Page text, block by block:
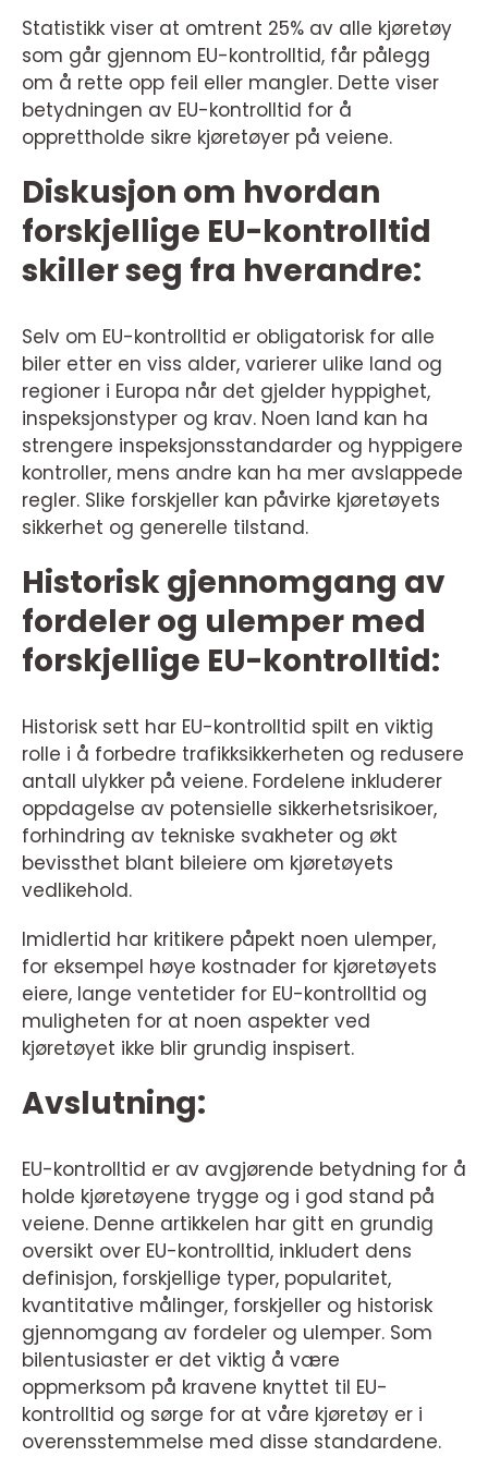
Statistikk viser at omtrent 25% av alle kjøretøy
som går gjennom EU-kontrolltid, får pålegg
om å rette opp feil eller mangler. Dette viser
betydningen av EU-kontrolltid for å
opprettholde sikre kjøretøyer på veiene.
Diskusjon om hvordan
forskjellige EU-kontrolltid
skiller seg fra hverandre:
Selv om EU-kontrolltid er obligatorisk for alle
biler etter en viss alder, varierer ulike land og
regioner i Europa når det gjelder hyppighet,
inspeksjonstyper og krav. Noen land kan ha
strengere inspeksjonsstandarder og hyppigere
kontroller, mens andre kan ha mer avslappede
regler. Slike forskjeller kan påvirke kjøretøyets
sikkerhet og generelle tilstand.
Historisk gjennomgang av
fordeler og ulemper med
forskjellige EU-kontrolltid:
Historisk sett har EU-kontrolltid spilt en viktig
rolle i å forbedre trafikksikkerheten og redusere
antall ulykker på veiene. Fordelene inkluderer
oppdagelse av potensielle sikkerhetsrisikoer,
forhindring av tekniske svakheter og økt
bevissthet blant bileiere om kjøretøyets
vedlikehold.
Imidlertid har kritikere påpekt noen ulemper,
for eksempel høye kostnader for kjøretøyets
eiere, lange ventetider for EU-kontrolltid og
muligheten for at noen aspekter ved
kjøretøyet ikke blir grundig inspisert.
Avslutning:
EU-kontrolltid er av avgjørende betydning for å
holde kjøretøyene trygge og i god stand på
veiene. Denne artikkelen har gitt en grundig
oversikt over EU-kontrolltid, inkludert dens
definisjon, forskjellige typer, popularitet,
kvantitative målinger, forskjeller og historisk
gjennomgang av fordeler og ulemper. Som
bilentusiaster er det viktig å være
oppmerksom på kravene knyttet til EU-
kontrolltid og sørge for at våre kjøretøy er i
overensstemmelse med disse standardene.